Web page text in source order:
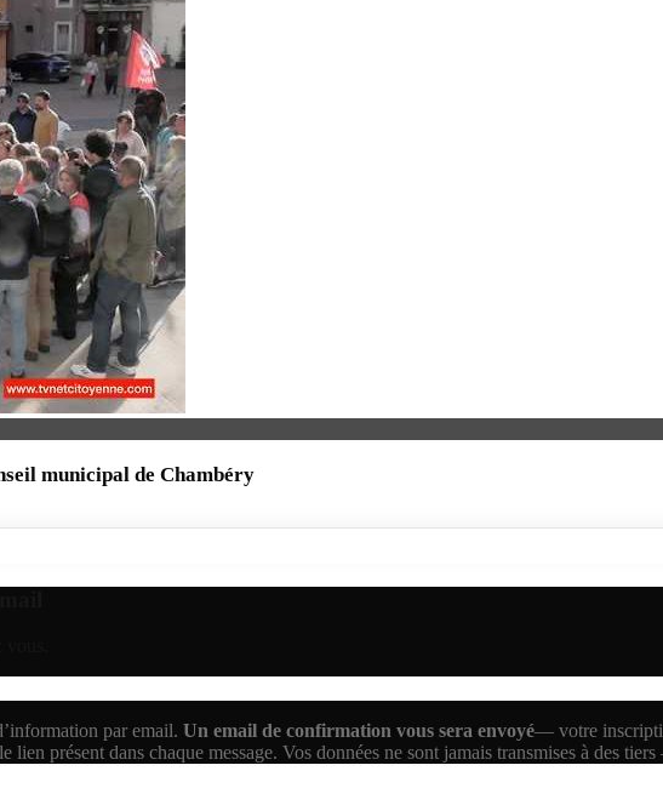
municipal de Chambéry
par email. Un email de confirmation vous sera envoyé— votre
présent dans chaque message. Vos données ne sont jamais transmises à des